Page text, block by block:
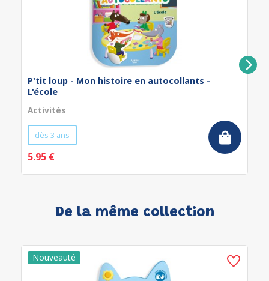
P'tit loup - Mon histoire en autocollants -
L'école
Activités
dès 3 ans
5.95 €
De la même collection